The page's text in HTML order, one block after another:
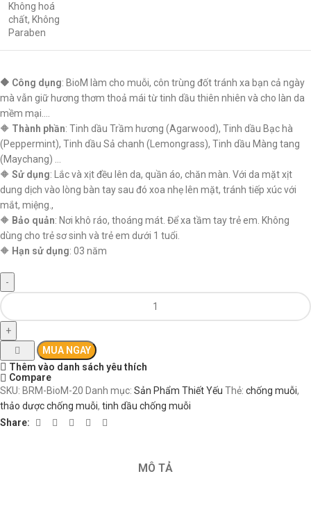
Không hoá
chất, Không
Paraben
🔶 Công dụng: BioM làm cho muỗi, côn trùng đốt tránh xa bạn cả ngày
mà vẫn giữ hương thơm thoả mái từ tinh dầu thiên nhiên và cho làn da
mềm mại….
🔶 Thành phần: Tinh dầu Trầm hương (Agarwood), Tinh dầu Bạc hà
(Peppermint), Tinh dầu Sả chanh (Lemongrass), Tinh dầu Màng tang
(Maychang) …
🔶 Sử dụng: Lắc và xịt đều lên da, quần áo, chăn màn. Với da mặt xịt
dung dịch vào lòng bàn tay sau đó xoa nhẹ lên mặt, tránh tiếp xúc với
mắt, miệng.,
🔶 Bảo quản: Nơi khô ráo, thoáng mát. Để xa tầm tay trẻ em. Không
dùng cho trẻ sơ sinh và trẻ em dưới 1 tuổi.
🔶 Hạn sử dụng: 03 năm
MUA NGAY
Thêm vào danh sách yêu thích
Compare
SKU: BRM-BioM-20 Danh mục: Sản Phẩm Thiết Yếu Thẻ: chống muỗi,
thảo dược chống muỗi, tinh dầu chống muỗi
Share:
MÔ TẢ